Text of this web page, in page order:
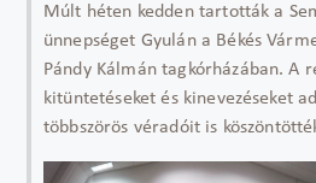
Múlt héten kedden tartották a
ünnepséget Gyulán a Békés
Pándy Kálmán tagkórházában. A
kitüntetéseket és kinevezéseket
többszörös véradóit is